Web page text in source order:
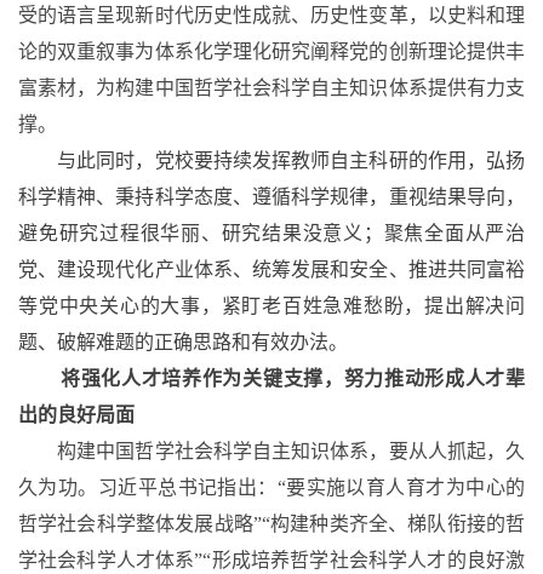
受的语言呈现新时代历史性成就、历史性变革，以史料和理
论的双重叙事为体系化学理化研究阐释党的创新理论提供丰
富素材，为构建中国哲学社会科学自主知识体系提供有力支
撑。
与此同时，党校要持续发挥教师自主科研的作用，弘扬
科学精神、秉持科学态度、遵循科学规律，重视结果导向，
避免研究过程很华丽、研究结果没意义；聚焦全面从严治
党、建设现代化产业体系、统筹发展和安全、推进共同富裕
等党中央关心的大事，紧盯老百姓急难愁盼，提出解决问
题、破解难题的正确思路和有效办法。
将强化人才培养作为关键支撑，努力推动形成人才辈
出的良好局面
构建中国哲学社会科学自主知识体系，要从人抓起，久
久为功。习近平总书记指出： “要实施以育人育才为中心的
哲学社会科学整体发展战略”“构建种类齐全、梯队衔接的哲
学社会科学人才体系”“形成培养哲学社会科学人才的良好激